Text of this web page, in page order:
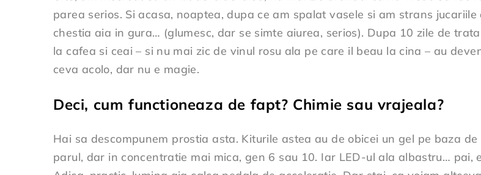
parea serios. Si acasa, noaptea, dupa ce am spalat vasele si am strans
chestia aia in gura… (glumesc, dar se simte aiurea, serios). Dupa 10 zile de
la cafea si ceai – si nu mai zic de vinul rosu ala pe care il beau la cina – au
ceva acolo, dar nu e magie.
Deci, cum functioneaza de fapt? Chimie sau vrajeala?
Hai sa descompunem prostia asta. Kiturile astea au de obicei un gel pe baza
parul, dar in concentratie mai mica, gen 6 sau 10. Iar LED-ul ala albastru… pai,